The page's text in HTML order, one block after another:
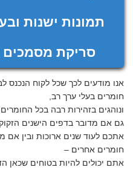
תמונות ישנות
סריקת מסמכים
אנו מודעים לכך שכל לקוח הנכנס
חומרים בעלי ערך רב,
ונוהגים בזהירות רבה בכל החומרים
גם אם מדובר בדפים הישנים
אתכם לעוד שנים ארוכות ובין
חומרים אחרים –
אתם יכולים להיות בטוחים שכאן